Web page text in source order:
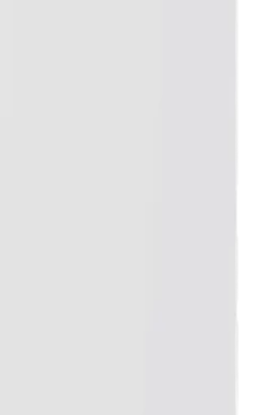
Porkka FP Medlab C/F400